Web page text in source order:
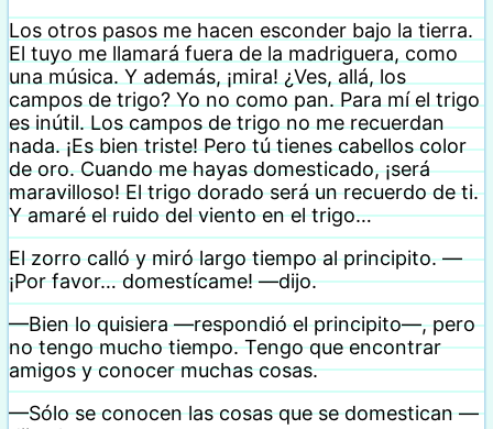
Los otros pasos me hacen esconder bajo la tierra.
El tuyo me llamará fuera de la madriguera, como
una música. Y además, ¡mira! ¿Ves, allá, los
campos de trigo? Yo no como pan. Para mí el trigo
es inútil. Los campos de trigo no me recuerdan
nada. ¡Es bien triste! Pero tú tienes cabellos color
de oro. Cuando me hayas domesticado, ¡será
maravilloso! El trigo dorado será un recuerdo de ti.
Y amaré el ruido del viento en el trigo…
El zorro calló y miró largo tiempo al principito. —
¡Por favor… domestícame! —dijo.
—Bien lo quisiera —respondió el principito—, pero
no tengo mucho tiempo. Tengo que encontrar
amigos y conocer muchas cosas.
—Sólo se conocen las cosas que se domestican —